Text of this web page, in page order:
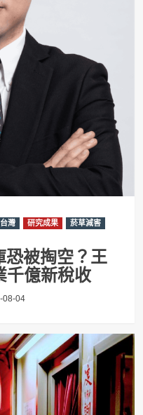
灣 研究成果
菸草減害
恐被掏空？王
千億新稅收
08-04